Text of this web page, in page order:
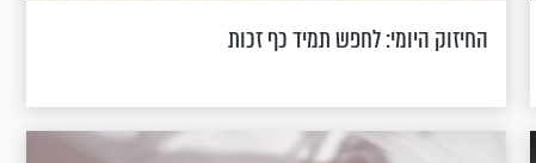
החיזוק היומי: לחפש תמיד כף זכות